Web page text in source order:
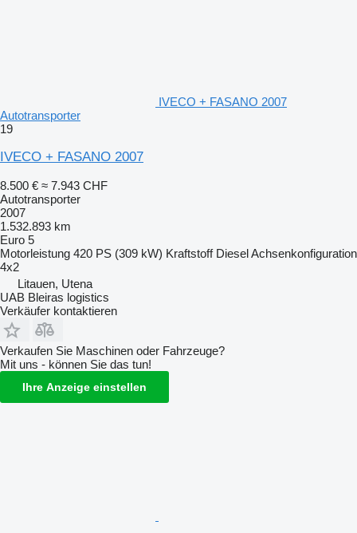
IVECO + FASANO 2007
Autotransporter
19
IVECO + FASANO 2007
8.500 € ≈ 7.943 CHF
Autotransporter
2007
1.532.893 km
Euro 5
Motorleistung 420 PS (309 kW) Kraftstoff DieselAchsenkonfiguration
4x2
Litauen, Utena
UAB Bleiras logistics
Verkäufer kontaktieren
Verkaufen Sie Maschinen oder Fahrzeuge?
Mit uns - können Sie das tun!
Ihre Anzeige einstellen